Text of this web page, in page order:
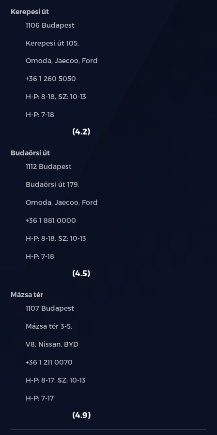
Első utasülés integrált fejtámlával
40:60 arányban osztott, ledönthető hátsó üléssor
Színes, ritmusérzékeny hangulatvilágítás
Lábtérvilágítás elöl
LED olvasólámpa a hátsó szélső üléseknél
4 automata elektromos ablakemelő
Első napellenzők megvílágított tükörrel
Automatikusan sötétedő belső visszapillantó-
Hátsó szellőzők
Csomagtartó polc a csomagtérben
12V-os csatlakozó
Hátsó kartámasz 2 pohártartóval
PM2.5 levegőszűrő
PM2.5 légtisztító rendszer
Kerepesi út
Település:
1106 Budapest
Cím:
Kerepesi út 105.
Márkák:
Omoda, Jaecoo, Ford
Telefon:
+36 1 260 5050
Új-
használt
H-P: 8-18, SZ: 10-13
Alkatrész,
H-P: 7-18
4.2
Budaörsi út
Település:
1112 Budapest
Cím:
Budaörsi út 179.
Márkák:
Omoda, Jaecoo, Ford
Telefon:
+36 1 881 0000
Új-
használt
H-P: 8-18, SZ: 10-13
Alkatrész,
H-P: 7-18
4.5
Mázsa tér
Település:
1107 Budapest
Cím:
Mázsa tér 3-5.
Márkák:
V8, Nissan, BYD
Telefon:
+36 1 211 0070
Új-
használt
H-P: 8-17, SZ: 10-13
Alkatrész,
H-P: 7-17
4.9